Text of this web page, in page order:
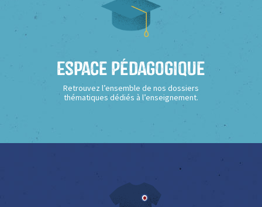
Espace Pédagogique
Retrouvez l’ensemble de nos dossiers
thématiques dédiés à l’enseignement.